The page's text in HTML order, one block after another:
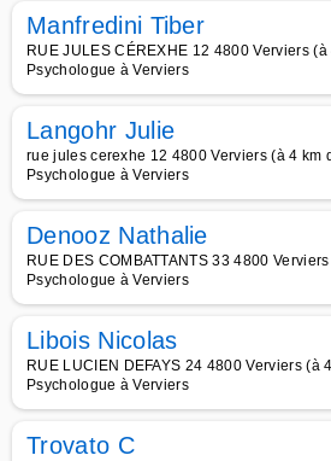
Manfredini Tiber
RUE JULES CÉREXHE 12 4800 Verviers
Psychologue à Verviers
Langohr Julie
rue jules cerexhe 12 4800 Verviers (à 4 km
Psychologue à Verviers
Denooz Nathalie
RUE DES COMBATTANTS 33 4800
Psychologue à Verviers
Libois Nicolas
RUE LUCIEN DEFAYS 24 4800 Verviers (à
Psychologue à Verviers
Trovato C